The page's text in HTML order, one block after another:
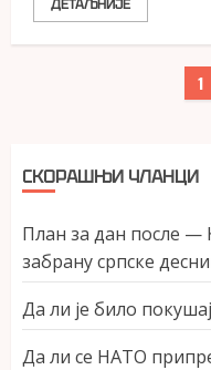
ДЕТАЉНИЈЕ
1
СКОРАШЊИ ЧЛАНЦИ
План за дан после
забрану српске
Да ли је било
Да ли се НАТО